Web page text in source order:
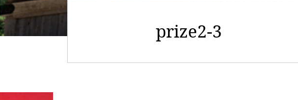
prize2-3